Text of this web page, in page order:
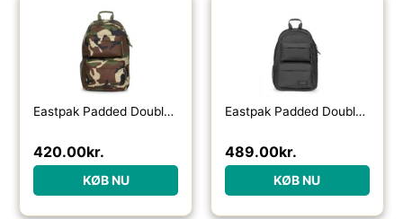
Eastpak Padded Double 24 L-camo – Skoletasker / -rygsække
420.00kr.
KØB NU
Eastpak Padded Double Small 15L – Skoletasker / -rygsække
489.00kr.
KØB NU